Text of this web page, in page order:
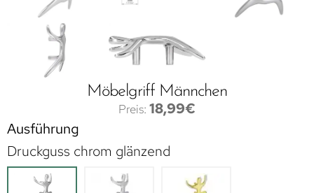
Möbelgriff Männchen
18,99€
Ausführung
Druckguss chrom glänzend